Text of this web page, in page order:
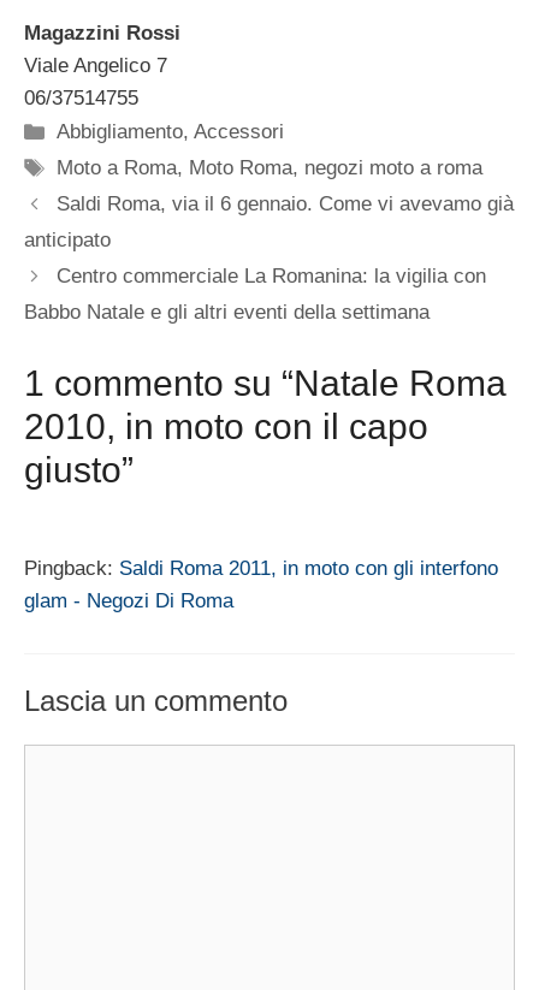
Magazzini Rossi
Viale Angelico 7
06/37514755
Categorie
Abbigliamento,Accessori
Tag
Moto a Roma, Moto Roma, negozi moto a roma
Saldi Roma, via il 6 gennaio. Come vi avevamo già
anticipato
Centro commerciale La Romanina: la vigilia con
Babbo Natale e gli altri eventi della settimana
1 commento su “Natale Roma
2010, in moto con il capo
giusto”
Pingback: Saldi Roma 2011, in moto con gli interfono
glam - Negozi Di Roma
Lascia un commento